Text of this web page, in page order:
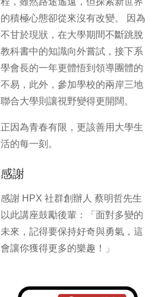
的積極心態卻從來沒有改變。 因為
不甘於現狀，在大學期間不斷跳脫
教科書中的知識向外嘗試，接下系
學會長的一年更體悟到領導團體的
不易，此外，參加學校的兩岸三地
聯合大學則讓視野變得更開闊。
正因為青春有限，更該善用大學生
活的每一刻。
感謝
感謝 HPX 社群創辦人 蔡明哲先生
以此講座鼓勵後輩：「面對多變的
未來，記得要保持好奇與勇氣，這
會讓你獲得更多的樂趣！」